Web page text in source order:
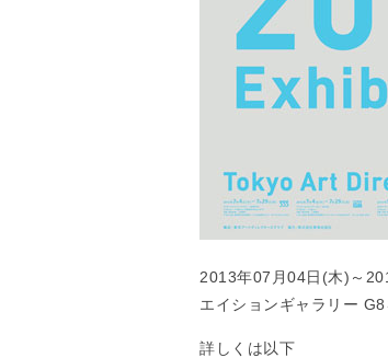
2013年07月04日(木)～
エイションギャラリー
詳しくは以下